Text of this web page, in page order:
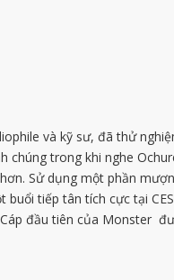
và kỹ sư, đã thử
trong khi nghe
Sử dụng một phần
tiếp tân tích cực tại
đầu tiên của Monster